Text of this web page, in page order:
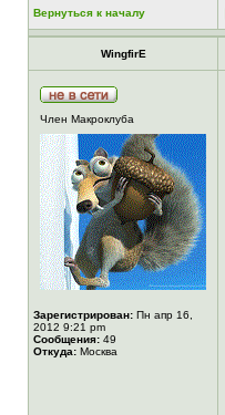
Вернуться к началу
WingfirE
Член Макроклуба
Зарегистрирован: Пн апр 16,
2012 9:21 pm
Сообщения: 49
Откуда: Москва